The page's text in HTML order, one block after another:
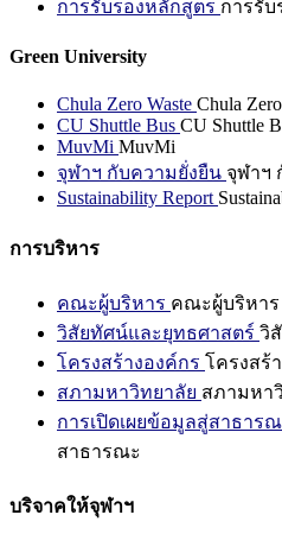
การรับรองหลักสูตร การรับ
Green University
Chula Zero Waste Chula
CU Shuttle Bus CU Shuttle
MuvMi MuvMi
จุฬาฯ กับความยั่งยืน จุฬาฯ
Sustainability Report
การบริหาร
คณะผู้บริหาร คณะผู้บริหาร
วิสัยทัศน์และยุทธศาสตร์ วิ
โครงสร้างองค์กร โครงสร้
สภามหาวิทยาลัย สภามหา
การเปิดเผยข้อมูลสู่สาธาร
สาธารณะ
บริจาคให้จุฬาฯ